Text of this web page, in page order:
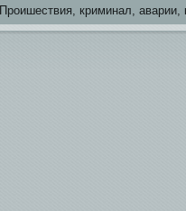
Проишестви­я, криминал,